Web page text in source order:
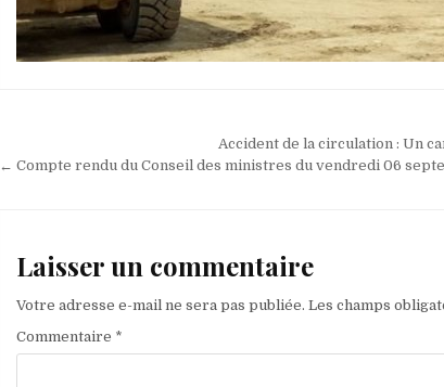
de
Accident de la circulation : Un
← Compte rendu du Conseil des ministres du vendredi 06
Laisser un commentaire
Votre adresse e-mail ne sera pas publiée. Les champs
Commentaire *